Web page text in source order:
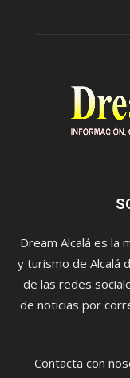
Dream Alcalá es la
y turismo de Alcalá
de las redes
de noticias por
Contacta con